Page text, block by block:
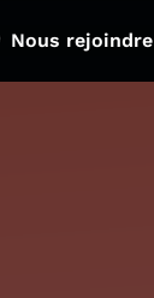
Nous rejoindre